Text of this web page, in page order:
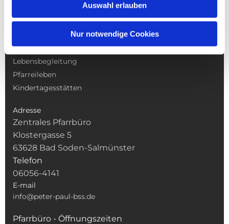
Auswahl erlauben
Nur notwendige Cookies
NAVIGATION
Pfarrei
Lebensbegleitung
Pfarreileben
Kindertagesstätten
Adresse
Zentrales Pfarrbüro
Klostergasse 5
63628 Bad Soden-Salmünster
Telefon
06056-4141
E-mail
info@peter-paul-bss.de
Pfarrbüro - Öffnungszeiten